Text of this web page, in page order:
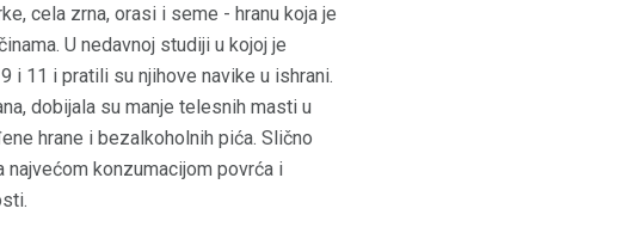
cela zrna, orasi i seme - hranu koja je
U nedavnoj studiji u kojoj je
11 i pratili su njihove navike u ishrani.
dobijala su manje telesnih masti u
hrane i bezalkoholnih pića. Slično
konzumacijom povrća i